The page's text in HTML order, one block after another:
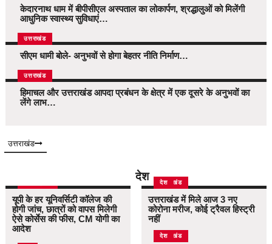
केदारनाथ धाम में बीपीसीएल अस्पताल का लोकार्पण, श्रद्धालुओं को मिलेंगी
आधुनिक स्वास्थ्य सुविधाएं…
उत्तराखंड
सीएम धामी बोले- अनुभवों से होगा बेहतर नीति निर्माण…
उत्तराखंड
हिमाचल और उत्तराखंड आपदा प्रबंधन के क्षेत्र में एक दूसरे के अनुभवों का
लेंगे लाभ…
उत्तराखंड
देश
यूपी के हर यूनिवर्सिटी कॉलेज की
होगी जांच, छात्रों को वापस मिलेगी
ऐसे कोर्सेस की फीस, CM योगी का
आदेश
उत्तराखंड
देश
उत्तराखंड में मिले आज 3 नए
कोरोना मरीज, कोई ट्रैवल हिस्ट्री
नहीं
उत्तराखंड
देश